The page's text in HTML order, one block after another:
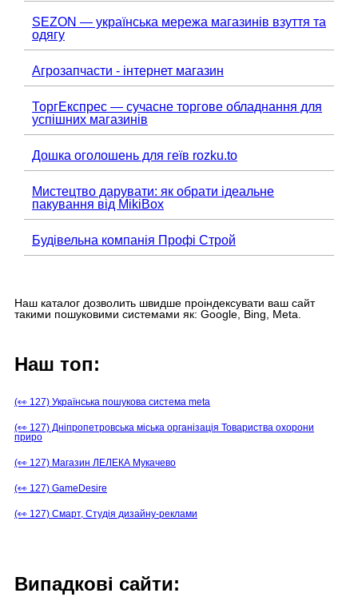
SEZON — українська мережа магазинів взуття та
одягу
Агрозапчасти - інтернет магазин
ТоргЕкспрес — сучасне торгове обладнання для
успішних магазинів
Дошка оголошень для геїв rozku.to
Мистецтво дарувати: як обрати ідеальне
пакування від MikiBox
Будівельна компанія Профі Строй
Наш каталог дозволить швидше проіндексувати ваш сайт
такими пошуковими системами як: Google, Bing, Meta.
Наш топ:
(👀 127) Українська пошукова система meta
(👀 127) Дніпропетровська міська організація Товариства охорони
приро
(👀 127) Магазин ЛЕЛЕКА Мукачево
(👀 127) GameDesire
(👀 127) Смарт, Студія дизайну-реклами
Випадкові сайти: